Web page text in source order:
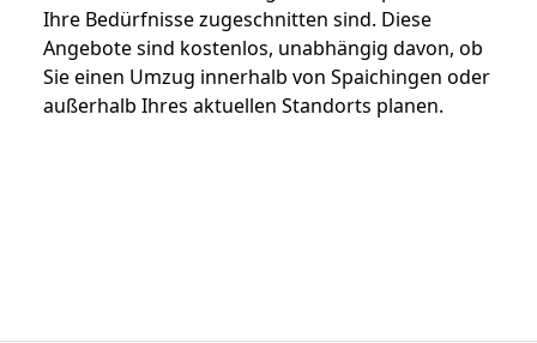
Ihre Bedürfnisse zugeschnitten sind. Diese
Angebote sind kostenlos, unabhängig davon, ob
Sie einen Umzug innerhalb von Spaichingen oder
außerhalb Ihres aktuellen Standorts planen.